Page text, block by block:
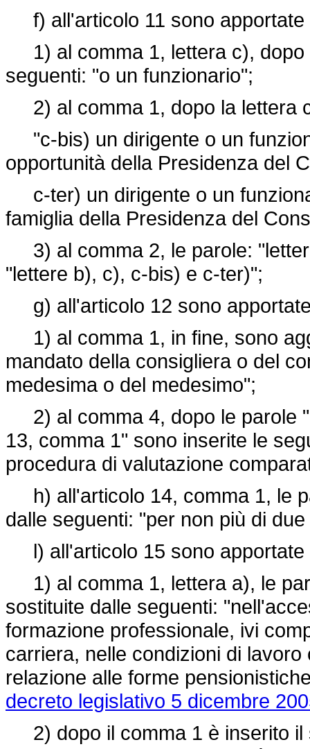
f) all'articolo 11 sono apportate
1) al comma 1, lettera c), dopo
seguenti: "o un funzionario";
2) al comma 1, dopo la lettera
"c-bis) un dirigente o un
opportunità della Presidenza del
c-ter) un dirigente o un
famiglia della Presidenza del
3) al comma 2, le parole:
"lettere b), c), c-bis) e c-ter)";
g) all'articolo 12 sono
1) al comma 1, in fine, sono
mandato della consigliera o del
medesima o del medesimo";
2) al comma 4, dopo le parole
13, comma 1" sono inserite le
procedura di valutazione
h) all'articolo 14, comma 1, le
dalle seguenti: "per non più di
l) all'articolo 15 sono apportate
1) al comma 1, lettera a), le
sostituite dalle seguenti:
formazione professionale, ivi
carriera, nelle condizioni di
relazione alle forme
decreto legislativo 5 dicembre
2) dopo il comma 1 è inserito il